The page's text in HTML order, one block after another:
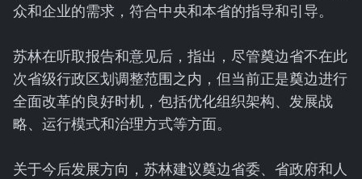
众和企业的需求，符合中央和本省的指导和引导。
苏林在听取报告和意见后，指出，尽管奠边省不在此
次省级行政区划调整范围之内，但当前正是奠边进行
全面改革的良好时机，包括优化组织架构、发展战
略、运行模式和治理方式等方面。
关于今后发展方向，苏林建议奠边省委、省政府和人